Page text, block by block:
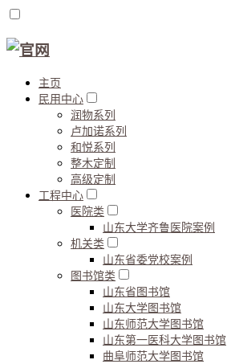
主页
民用中心
润物系列
卢加诺系列
和悦系列
整木定制
高级定制
工程中心
医院类
山东大学齐鲁医院案例
机关类
山东省委党校案例
图书馆类
山东省图书馆
山东大学图书馆
山东师范大学图书馆
山东第一医科大学图书馆
曲阜师范大学图书馆